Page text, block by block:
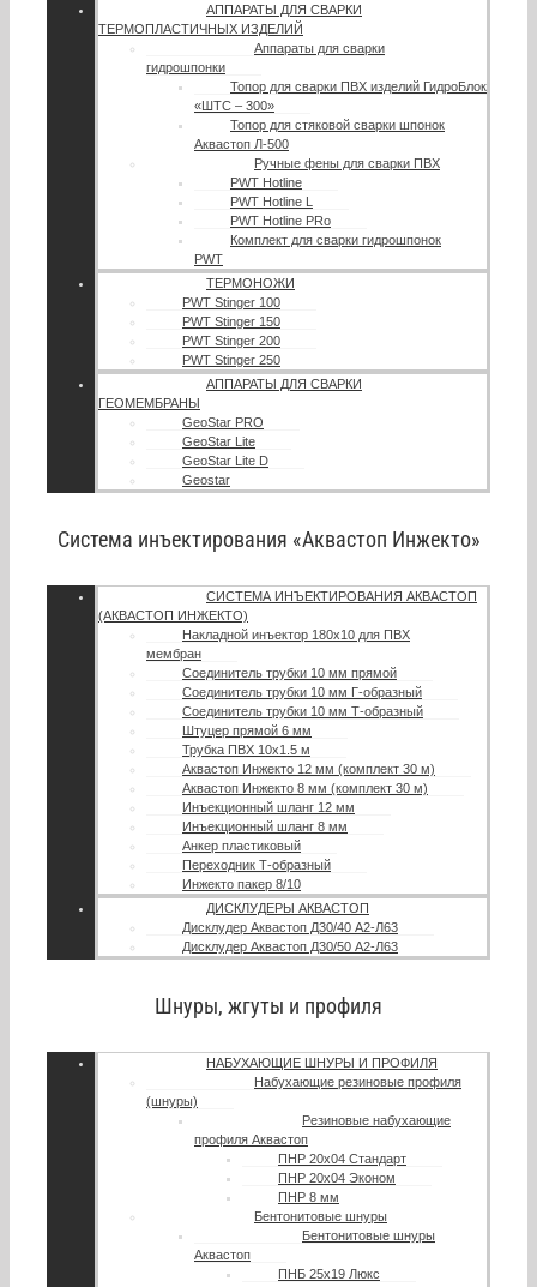
АППАРАТЫ ДЛЯ СВАРКИ
ТЕРМОПЛАСТИЧНЫХ ИЗДЕЛИЙ
Аппараты для сварки
гидрошпонки
Топор для сварки ПВХ изделий ГидроБлок
«ШТС – 300»
Топор для стяковой сварки шпонок
Аквастоп Л-500
Ручные фены для сварки ПВХ
PWT Hotline
PWT Hotline L
PWT Hotline PRo
Комплект для сварки гидрошпонок
PWT
ТЕРМОНОЖИ
PWT Stinger 100
PWT Stinger 150
PWT Stinger 200
PWT Stinger 250
АППАРАТЫ ДЛЯ СВАРКИ
ГЕОМЕМБРАНЫ
GeoStar PRO
GeoStar Lite
GeoStar Lite D
Geostar
Система инъектирования «Аквастоп Инжекто»
СИСТЕМА ИНЪЕКТИРОВАНИЯ АКВАСТОП
(АКВАСТОП ИНЖЕКТО)
Накладной инъектор 180х10 для ПВХ
мембран
Соединитель трубки 10 мм прямой
Соединитель трубки 10 мм Г-образный
Соединитель трубки 10 мм Т-образный
Штуцер прямой 6 мм
Трубка ПВХ 10х1.5 м
Аквастоп Инжекто 12 мм (комплект 30 м)
Аквастоп Инжекто 8 мм (комплект 30 м)
Инъекционный шланг 12 мм
Инъекционный шланг 8 мм
Анкер пластиковый
Переходник Т-образный
Инжекто пакер 8/10
ДИСКЛУДЕРЫ АКВАСТОП
Дисклудер Аквастоп Д30/40 А2-Л63
Дисклудер Аквастоп Д30/50 А2-Л63
Шнуры, жгуты и профиля
НАБУХАЮЩИЕ ШНУРЫ И ПРОФИЛЯ
Набухающие резиновые профиля
(шнуры)
Резиновые набухающие
профиля Аквастоп
ПНР 20х04 Стандарт
ПНР 20х04 Эконом
ПНР 8 мм
Бентонитовые шнуры
Бентонитовые шнуры
Аквастоп
ПНБ 25х19 Люкс